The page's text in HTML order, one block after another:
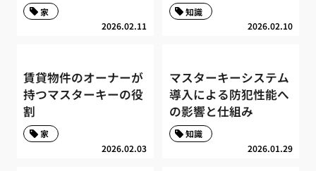
2026.02.11
家
2026.02.10
知識
賃貸物件のオーナーが
持つマスターキーの役
割
2026.02.03
家
マスターキーシステム
導入による防犯性能へ
の影響と仕組み
2026.01.29
知識